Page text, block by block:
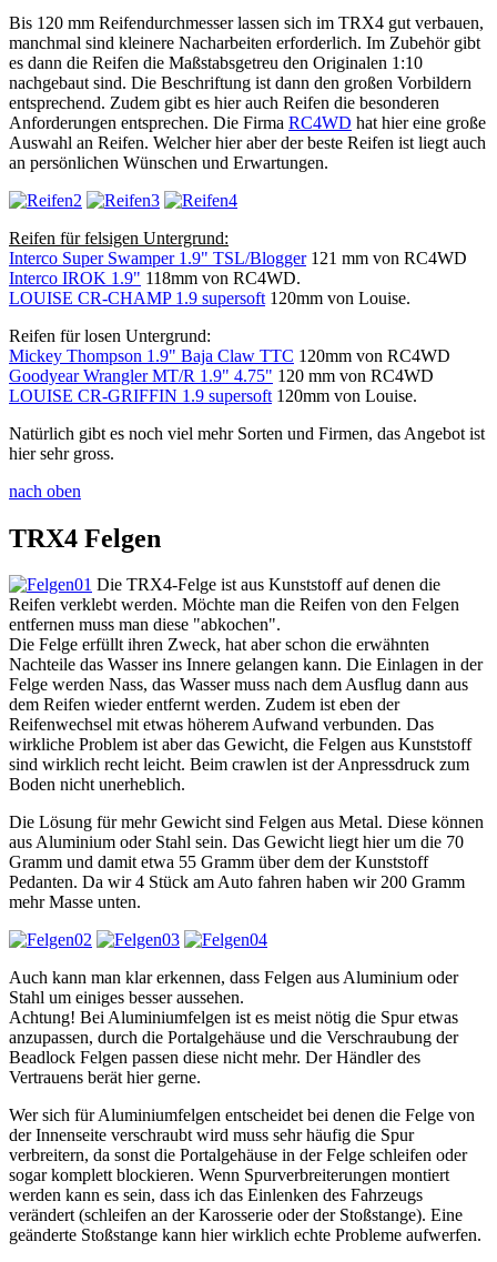
Bis 120 mm Reifendurchmesser lassen sich im TRX4 gut verbauen,
manchmal sind kleinere Nacharbeiten erforderlich. Im Zubehör gibt
es dann die Reifen die Maßstabsgetreu den Originalen 1:10
nachgebaut sind. Die Beschriftung ist dann den großen Vorbildern
entsprechend. Zudem gibt es hier auch Reifen die besonderen
Anforderungen entsprechen. Die Firma RC4WD hat hier eine große
Auswahl an Reifen. Welcher hier aber der beste Reifen ist liegt auch
an persönlichen Wünschen und Erwartungen.
Reifen für felsigen Untergrund:
Interco Super Swamper 1.9" TSL/Blogger121 mm von RC4WD
Interco IROK 1.9" 118mm von RC4WD.
LOUISE CR-CHAMP 1.9 supersoft 120mm von Louise.
Reifen für losen Untergrund:
Mickey Thompson 1.9" Baja Claw TTC 120mm von RC4WD
Goodyear Wrangler MT/R 1.9" 4.75" 120 mm von RC4WD
LOUISE CR-GRIFFIN 1.9 supersoft 120mm von Louise.
Natürlich gibt es noch viel mehr Sorten und Firmen, das Angebot ist
hier sehr gross.
nach oben
TRX4 Felgen
Die TRX4-Felge ist aus Kunststoff auf denen die
Reifen verklebt werden. Möchte man die Reifen von den Felgen
entfernen muss man diese "abkochen".
Die Felge erfüllt ihren Zweck, hat aber schon die erwähnten
Nachteile das Wasser ins Innere gelangen kann. Die Einlagen in der
Felge werden Nass, das Wasser muss nach dem Ausflug dann aus
dem Reifen wieder entfernt werden. Zudem ist eben der
Reifenwechsel mit etwas höherem Aufwand verbunden. Das
wirkliche Problem ist aber das Gewicht, die Felgen aus Kunststoff
sind wirklich recht leicht. Beim crawlen ist der Anpressdruck zum
Boden nicht unerheblich.
Die Lösung für mehr Gewicht sind Felgen aus Metal. Diese können
aus Aluminium oder Stahl sein. Das Gewicht liegt hier um die 70
Gramm und damit etwa 55 Gramm über dem der Kunststoff
Pedanten. Da wir 4 Stück am Auto fahren haben wir 200 Gramm
mehr Masse unten.
Auch kann man klar erkennen, dass Felgen aus Aluminium oder
Stahl um einiges besser aussehen.
Achtung! Bei Aluminiumfelgen ist es meist nötig die Spur etwas
anzupassen, durch die Portalgehäuse und die Verschraubung der
Beadlock Felgen passen diese nicht mehr. Der Händler des
Vertrauens berät hier gerne.
Wer sich für Aluminiumfelgen entscheidet bei denen die Felge von
der Innenseite verschraubt wird muss sehr häufig die Spur
verbreitern, da sonst die Portalgehäuse in der Felge schleifen oder
sogar komplett blockieren. Wenn Spurverbreiterungen montiert
werden kann es sein, dass ich das Einlenken des Fahrzeugs
verändert (schleifen an der Karosserie oder der Stoßstange). Eine
geänderte Stoßstange kann hier wirklich echte Probleme aufwerfen.